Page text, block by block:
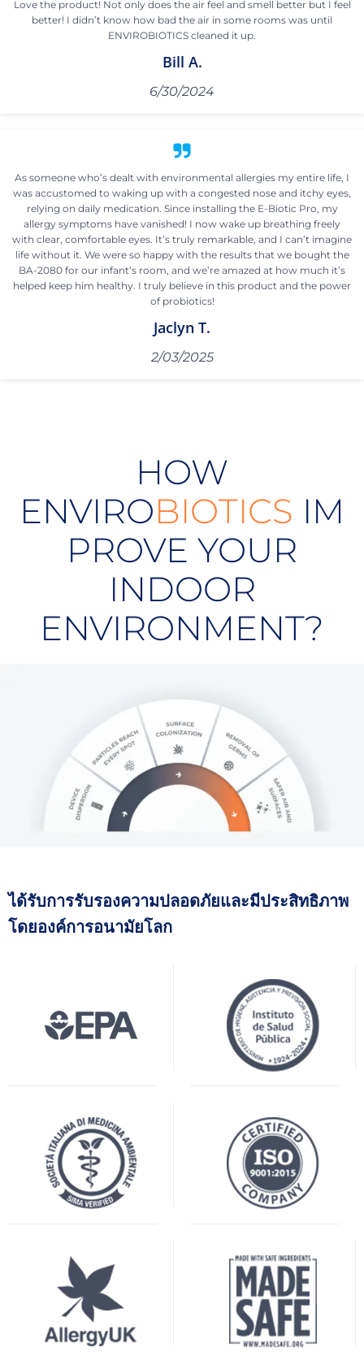
Love the product! Not only does the air feel and smell better but I feel
better! I didn’t know how bad the air in some rooms was until
ENVIROBIOTICS cleaned it up.
Bill A.
6/30/2024
As someone who’s dealt with environmental allergies my entire life, I
was accustomed to waking up with a congested nose and itchy eyes,
relying on daily medication. Since installing the E-Biotic Pro, my
allergy symptoms have vanished! I now wake up breathing freely
with clear, comfortable eyes. It’s truly remarkable, and I can’t imagine
life without it. We were so happy with the results that we bought the
BA-2080 for our infant’s room, and we’re amazed at how much it’s
helped keep him healthy. I truly believe in this product and the power
of probiotics!
Jaclyn T.
2/03/2025
HOW
ENVIROBIOTICS IM
PROVE YOUR
INDOOR
ENVIRONMENT?
ได้รับการรับรองความปลอดภัยและมีประสิทธิภาพ
โดยองค์การอนามัยโลก